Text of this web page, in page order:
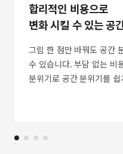
합리적인 비용으로
변화 시킬 수 있는 공
그림 한 점만 바꿔도 공간
수 있습니다. 부담 없는 비
분위기로 공간 분위기를